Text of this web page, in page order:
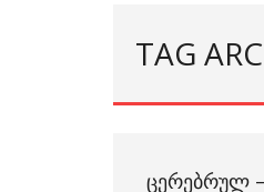
TAG
ᲪᲔᲠᲔᲑᲠᲣᲚ